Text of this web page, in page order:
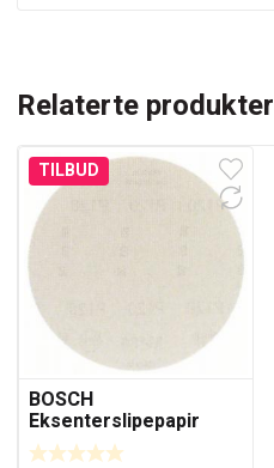
Relaterte produkter
TILBUD
BOSCH
Eksenterslipepapir
125MM NET K240 A5